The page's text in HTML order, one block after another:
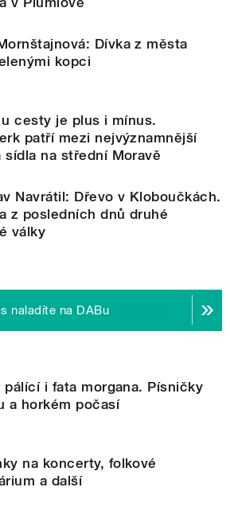
Dívka z města
kopci
cesty je plus i mínus.
patří mezi nejvýznamnější
sídla na střední Moravě
Navrátil: Dřevo v Kloboučkách.
z posledních dnů druhé
války
naladíte na DABu
pálící i fata morgana. Písničky
a horkém počasí
na koncerty, folkové
a další